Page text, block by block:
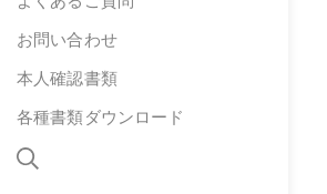
お問い合わせ
本人確認書類
各種書類ダウンロード